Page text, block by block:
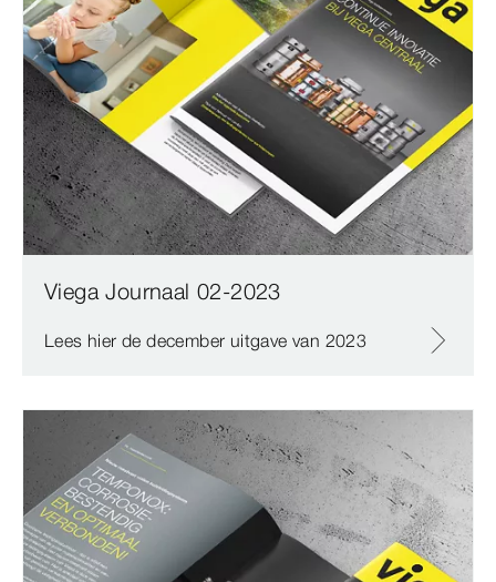
Viega Journaal 02-2023
Lees hier de december uitgave van 2023